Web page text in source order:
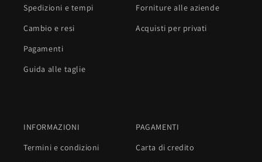
Spedizioni e tempi
Cambio e resi
Pagamenti
Guida alle taglie
Forniture alle aziende
Acquisti per privati
INFORMAZIONI
Termini e condizioni
PAGAMENTI
Carta di credito